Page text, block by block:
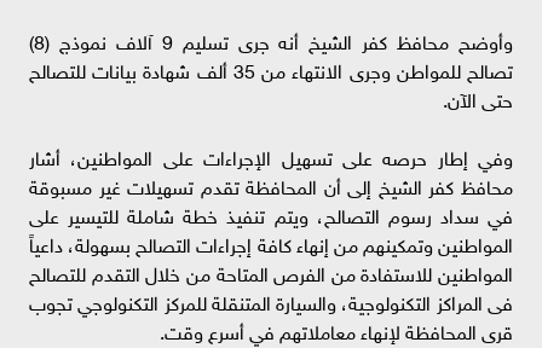
وأوضح محافظ كفر الشيخ أنه جرى تسليم 9 آلاف نموذج (8)
تصالح للمواطن وجرى الانتهاء من 35 ألف شهادة بيانات للتصالح
حتى الآن.
وفي إطار حرصه على تسهيل الإجراءات على المواطنين، أشار
محافظ كفر الشيخ إلى أن المحافظة تقدم تسهيلات غير مسبوقة
في سداد رسوم التصالح، ويتم تنفيذ خطة شاملة للتيسير على
المواطنين وتمكينهم من إنهاء كافة إجراءات التصالح بسهولة، داعياً
المواطنين للاستفادة من الفرص المتاحة من خلال التقدم للتصالح
فى المراكز التكنولوجية، والسيارة المتنقلة للمركز التكنولوجي تجوب
قرى المحافظة لإنهاء معاملاتهم في أسرع وقت.